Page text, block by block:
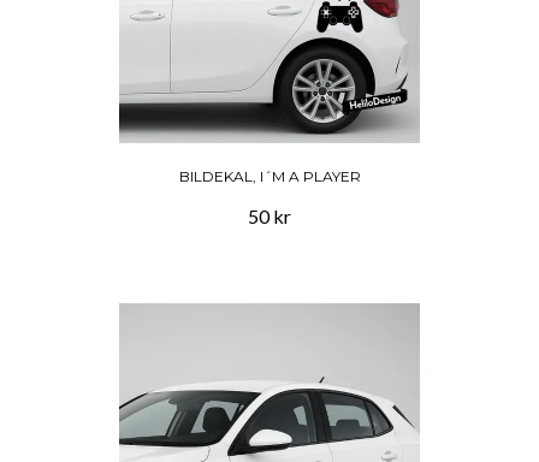
BILDEKAL, I´M A PLAYER
50 kr